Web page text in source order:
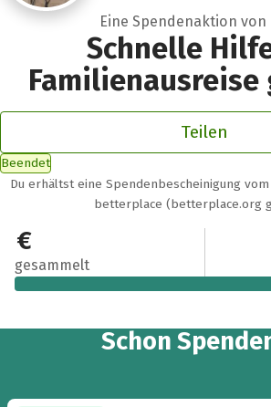
Eine Spendenaktion von
Schnelle
Familienausreise
Teilen
Beendet
Du erhältst eine Spendenbescheinigung vom
betterplace (betterplace.org
295 €
gesammelt
Schon 4